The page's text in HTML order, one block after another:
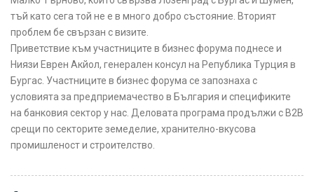
тъй като сега той не е в много добро състояние. Вторият
проблем бе свързан с визите.
Приветствие към участниците в бизнес форума поднесе и
Ниязи Еврен Акйол, генерален консул на Република Турция в
Бургас. Участниците в бизнес форума се запознаха с
условията за предприемачество в България и спецификите
на банковия сектор у нас. Деловата програма продължи с B2B
срещи по секторите земеделие, хранително-вкусова
промишленост и строителство.